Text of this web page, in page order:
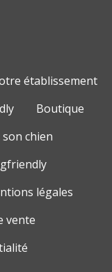
établissement
Boutique
chien
légales
vente